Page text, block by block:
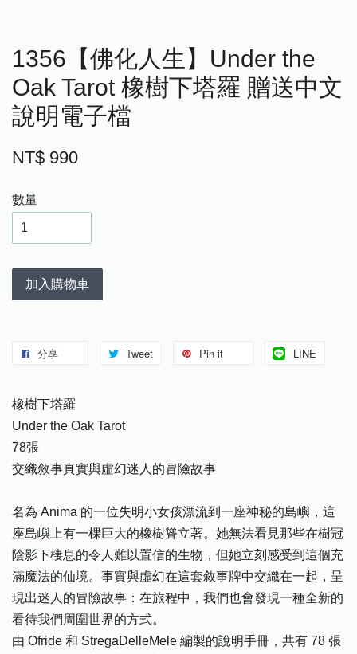
1356【佛化人生】Under the
Oak Tarot 橡樹下塔羅 贈送中文
說明電子檔
NT$ 990
數量
加入購物車
分享 Tweet Pin it LINE
橡樹下塔羅
Under the Oak Tarot
78張
交織敘事真實與虛幻迷人的冒險故事
名為 Anima 的一位失明小女孩漂流到一座神秘的島嶼，這
座島嶼上有一棵巨大的橡樹聳立著。她無法看見那些在樹冠
陰影下棲息的令人難以置信的生物，但她立刻感受到這個充
滿魔法的仙境。事實與虛幻在這套敘事牌中交織在一起，呈
現出迷人的冒險故事：在旅程中，我們也會發現一種全新的
看待我們周圍世界的方式。
由 Ofride 和 StregaDelleMele 編製的說明手冊，共有 78 張